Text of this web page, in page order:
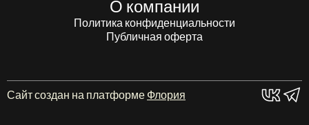
О компании
Политика конфиденциальности
Публичная оферта
Сайт создан на платформе Флория